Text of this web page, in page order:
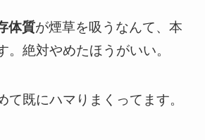
体質が煙草を吸うなんて、本
。絶対やめたほうがいい。
て既にハマりまくってます。